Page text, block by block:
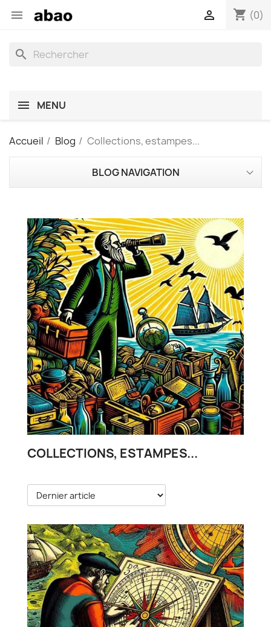
 shopping_cart (0)

search
MENU
Accueil Blog Collections, estampes...
BLOG NAVIGATION
COLLECTIONS, ESTAMPES...